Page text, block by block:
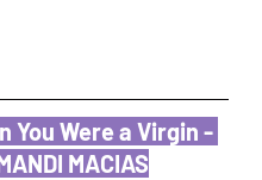
You Were a Virgin -
MACIAS